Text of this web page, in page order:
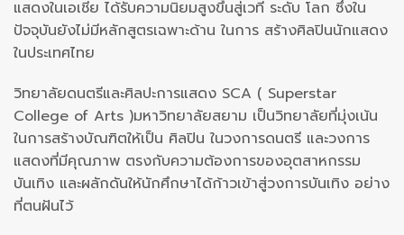
แสดงในเอเชีย ได้รับความนิยมสูงขึ้นสู่เวที ระดับ โลก ซึ่งใน
ปัจจุบันยังไม่มีหลักสูตรเฉพาะด้าน ในการ สร้างศิลปินนักแสดง
ในประเทศไทย
วิทยาลัยดนตรีและศิลปะการแสดง SCA ( Superstar
College of Arts )มหาวิทยาลัยสยาม เป็นวิทยาลัยที่มุ่งเน้น
ในการสร้างบัณฑิตให้เป็น ศิลปิน ในวงการดนตรี และวงการ
แสดงที่มีคุณภาพ ตรงกับความต้องการของอุตสาหกรรม
บันเทิง และผลักดันให้นักศึกษาได้ก้าวเข้าสู่วงการบันเทิง อย่าง
ที่ตนฝันไว้